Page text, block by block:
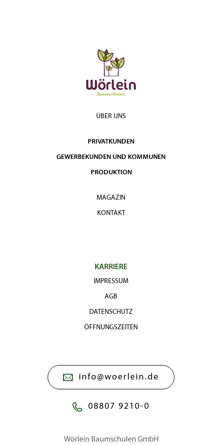
ÜBER UNS
PRIVATKUNDEN
GEWERBEKUNDEN UND KOMMUNEN
PRODUKTION
MAGAZIN
KONTAKT
KARRIERE
IMPRESSUM
AGB
DATENSCHUTZ
ÖFFNUNGSZEITEN
info@woerlein.de
08807 9210-0
Wörlein Baumschulen GmbH